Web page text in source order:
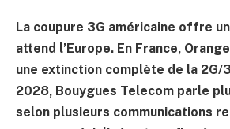
La coupure 3G américaine offre
attend l’Europe. En France,
une extinction complète de la 2G/
2028, Bouygues Telecom parle
selon plusieurs communications